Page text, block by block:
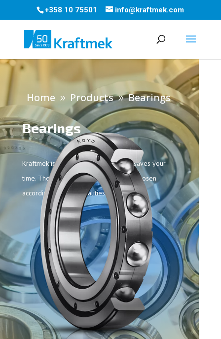
+358 10 75501 info@kraftmek.com
Home 9 Products 9 Bearings
Bearings
Kraftmek is the bearing provider that saves your
time. The right bearing type is always chosen
according required qualities.